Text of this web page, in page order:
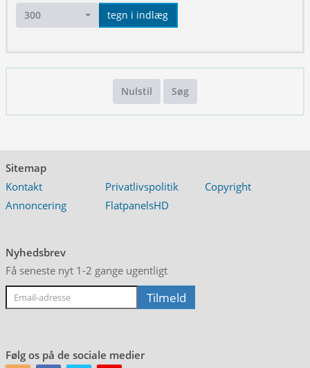
300 tegn i indlæg
Nulstil Søg
Sitemap
Kontakt
Privatlivspolitik
Copyright
Annoncering
FlatpanelsHD
Nyhedsbrev
Få seneste nyt 1-2 gange ugentligt
Følg os på de sociale medier